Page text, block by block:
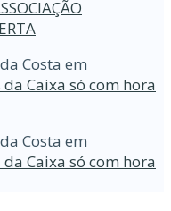
Costa em
Caixa só com hora
Costa em
Caixa só com hora